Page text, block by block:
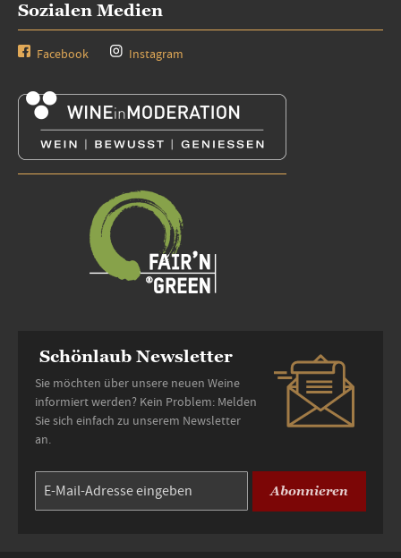
Sozialen Medien
Facebook Instagram
Schönlaub Newsletter
Sie möchten über unsere neuen Weine
informiert werden? Kein Problem: Melden
Sie sich einfach zu unserem Newsletter
an.
Abonnieren